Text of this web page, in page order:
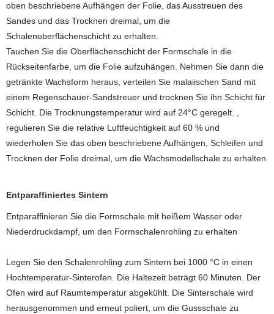
oben beschriebene Aufhängen der Folie, das Ausstreuen des
Sandes und das Trocknen dreimal, um die
Schalenoberflächenschicht zu erhalten.
Tauchen Sie die Oberflächenschicht der Formschale in die
Rückseitenfarbe, um die Folie aufzuhängen. Nehmen Sie dann die
getränkte Wachsform heraus, verteilen Sie malaiischen Sand mit
einem Regenschauer-Sandstreuer und trocknen Sie ihn Schicht für
Schicht. Die Trocknungstemperatur wird auf 24°C geregelt. ,
regulieren Sie die relative Luftfeuchtigkeit auf 60 % und
wiederholen Sie das oben beschriebene Aufhängen, Schleifen und
Trocknen der Folie dreimal, um die Wachsmodellschale zu erhalten
Entparaffiniertes Sintern
Entparaffinieren Sie die Formschale mit heißem Wasser oder
Niederdruckdampf, um den Formschalenrohling zu erhalten
Legen Sie den Schalenrohling zum Sintern bei 1000 °C in einen
Hochtemperatur-Sinterofen. Die Haltezeit beträgt 60 Minuten. Der
Ofen wird auf Raumtemperatur abgekühlt. Die Sinterschale wird
herausgenommen und erneut poliert, um die Gussschale zu